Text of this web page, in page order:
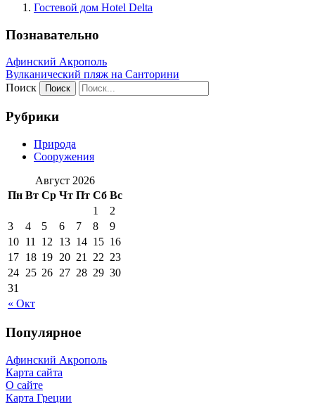
Гостевой дом Hotel Delta
Познавательно
Афинский Акрополь
Вулканический пляж на Санторини
Поиск
Рубрики
Природа
Сооружения
Август 2026
Пн Вт Ср Чт Пт Сб Вс
« Окт
1
2
3
4 5 6 7 8
9
10 11 12 13 14 15 16
17 18 19 20 21 22 23
24 25 26 27 28 29 30
31
Популярное
Афинский Акрополь
Карта сайта
О сайте
Карта Греции